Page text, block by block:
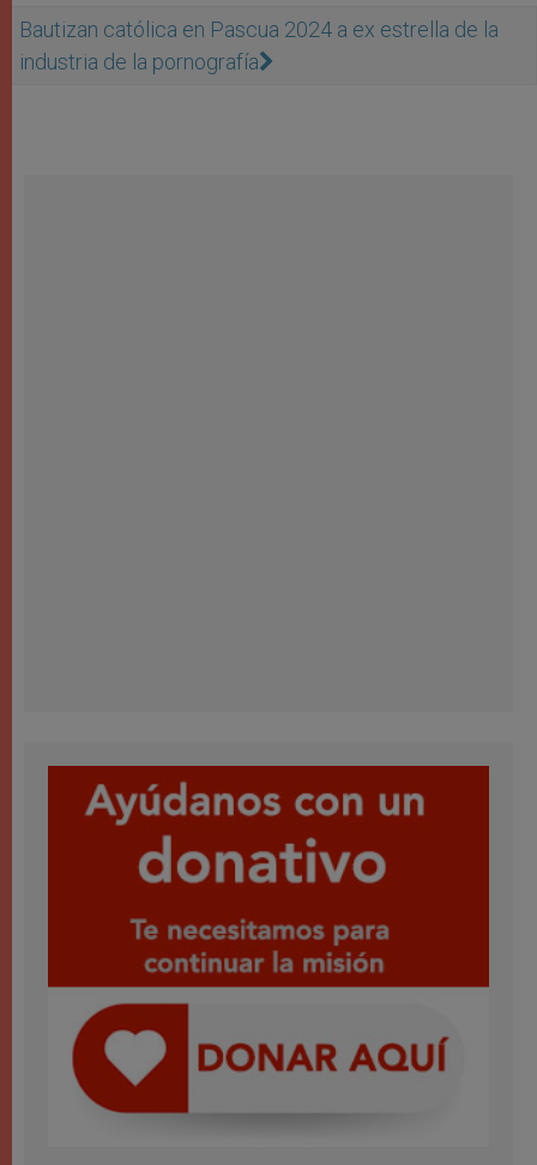
Bautizan católica en Pascua 2024 a ex estrella de la
industria de la pornografía